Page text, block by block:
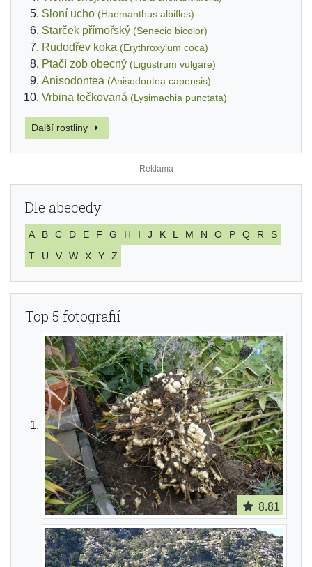
Sloní ucho (Haemanthus albiflos)
Starček přímořský (Senecio bicolor)
Rudodřev koka (Erythroxylum coca)
Ptačí zob obecný (Ligustrum vulgare)
Anisodontea (Anisodontea capensis)
Vrbina tečkovaná (Lysimachia punctata)
Další rostliny
Dle abecedy
A B C D E F G H I J K L M N O P Q R
S
T
U V W X Y Z
Top 5 fotografií
8.81